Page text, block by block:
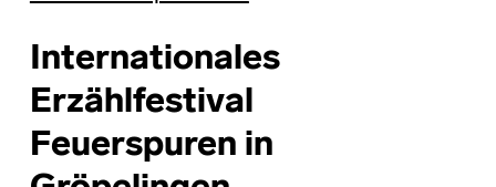
Internationales
Erzählfestival
Feuerspuren in